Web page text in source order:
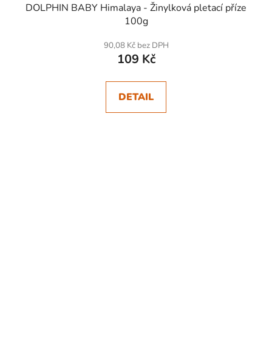
DOLPHIN BABY Himalaya - Žinylková pletací příze
100g
90,08 Kč bez DPH
109 Kč
DETAIL